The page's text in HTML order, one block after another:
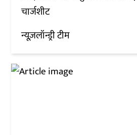
चार्जशीट
न्यूज़लॉन्ड्री टीम